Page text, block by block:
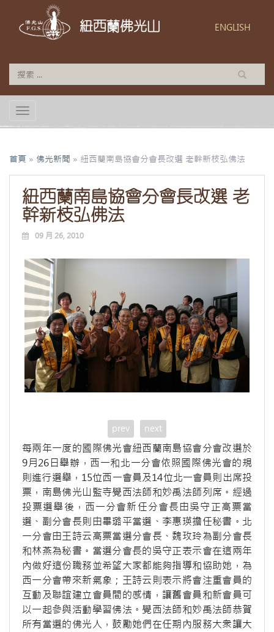
紐西蘭佛光山 ENGLISH
TOGGLE NAVIGATION
首頁 » 佛光新聞 » 紐西蘭南島協會分會長改選 老幹新枝弘佛法
紐西蘭南島協會分會長改選 老
幹新枝弘佛法
09 月 26, 2010
prev next
每兩年一度的國際佛光會紐西蘭南島協會分會改選於
9月26日舉辦，西一和北一分會依照國際佛光會的規
則進行選舉，15位西一會員及14位北一會員則出席投
票，南島佛光山監寺覺西法師和妙禹法師列席。經過
投票選舉後，西一分會新任分會長由吳守正高票當
選、副分會長則由畢璐平當選、李惠瑛擔任秘書。北
一分會由王詩云高票當選分會長、魏玫玲為副分會長
和林燕為秘書。當選分會長的吳守正表示會在這兩年
內做好這份職務並希望大家都能夠指導和協助她，為
西一分會帶來新氣象；王詩云則表示將會注重會員的
互動及聯誼建立會員間的感情，讓舊會員和新會員可
以一起參與活動學習佛法。覺西法師和妙禹法師恭賀
所有當選的佛光人，鼓勵她們在任期內服務大衆讓大